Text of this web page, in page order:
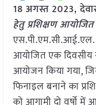
18 अगस्त 2023,
हेतु प्रशिक्षण आयोजित
एस.पी.एम.सी.आई.एल.
आयोजित एक दिवसीय
आयोजन किया गया,
फिनाइल बनाने का